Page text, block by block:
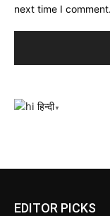
next time I comment.
हिन्दी▼
EDITOR PICKS